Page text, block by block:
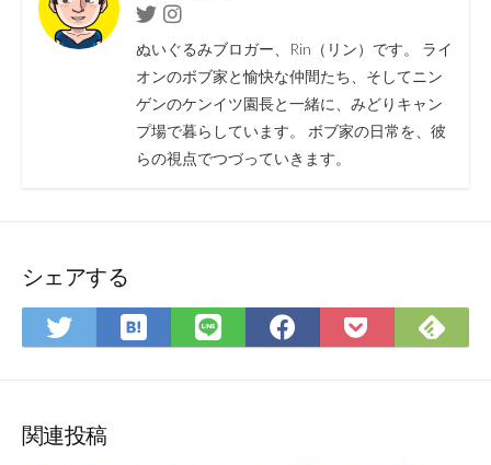
TwitterInstagram
ぬいぐるみブロガー、Rin（リン）です。 ライ
オンのボブ家と愉快な仲間たち、そしてニン
ゲンのケンイツ園長と一緒に、みどりキャン
プ場で暮らしています。 ボブ家の日常を、彼
らの視点でつづっていきます。
シェアする
Twitter
で
ア
は
て
LINE
で
Facebook
で
Pocket
に
で
関連投稿